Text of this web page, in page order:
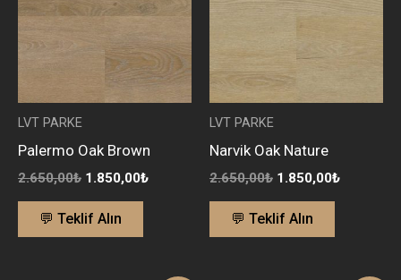
LVT PARKE
Palermo Oak Brown
2.650,00₺ 1.850,00₺
💬 Teklif Alın
LVT PARKE
Narvik Oak Nature
2.650,00₺ 1.850,00₺
💬 Teklif Alın